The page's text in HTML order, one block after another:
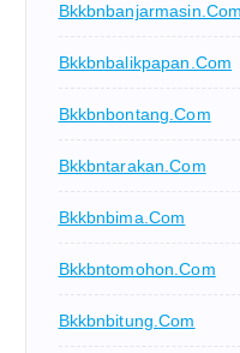
Bkkbnbanjarmasin.com
Bkkbnbalikpapan.com
Bkkbnbontang.com
Bkkbntarakan.com
Bkkbnbima.com
Bkkbntomohon.com
Bkkbnbitung.com